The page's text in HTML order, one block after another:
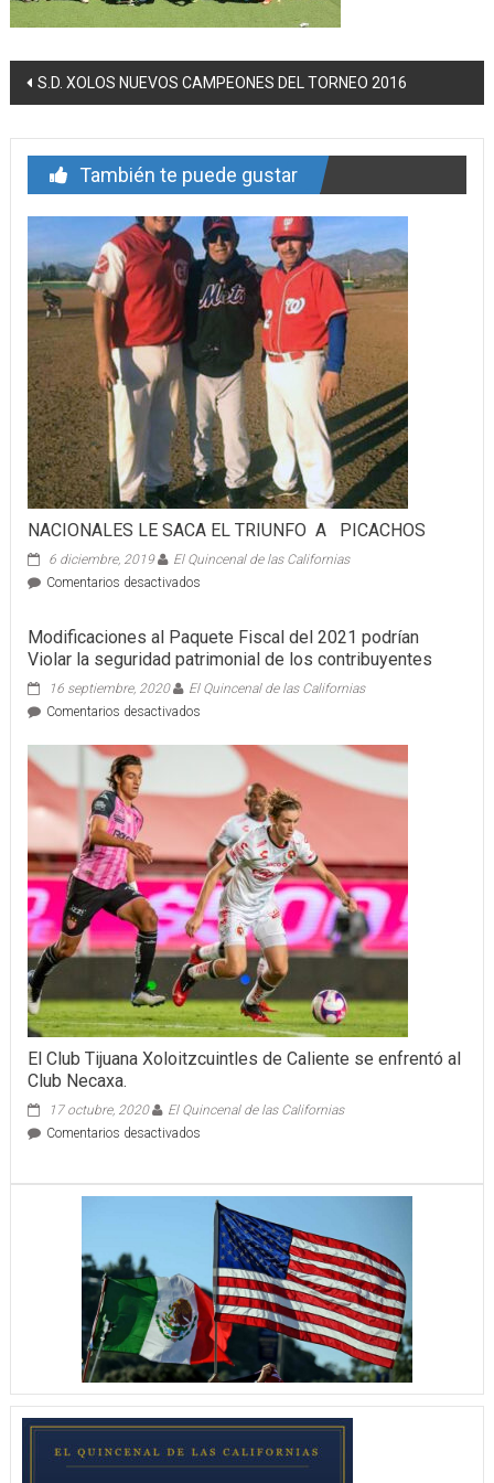
Navegación
entrada
S.D. XOLOS NUEVOS CAMPEONES DEL TORNEO 2016
También te puede gustar
NACIONALES LE SACA EL TRIUNFO A PICACHOS
6 diciembre, 2019
El Quincenal de las Californias
Comentarios desactivadosen
SACA
EL
TRIUNFO
PICACHOS
Modificaciones al Paquete Fiscal del 2021 podrían
Violar la seguridad patrimonial de los contribuyentes
16 septiembre, 2020
El Quincenal de las Californias
Comentarios desactivadosen
Paquete
Fiscal
2021
podrían
Violar
la
seguridad
patrimonial
de
los
contribuyentes
El Club Tijuana Xoloitzcuintles de Caliente se enfrentó al
Club Necaxa.
17 octubre, 2020
El Quincenal de las Californias
Comentarios desactivadosen
Xoloitzcuintles
Caliente
enfrentó
al
Club
Necaxa.